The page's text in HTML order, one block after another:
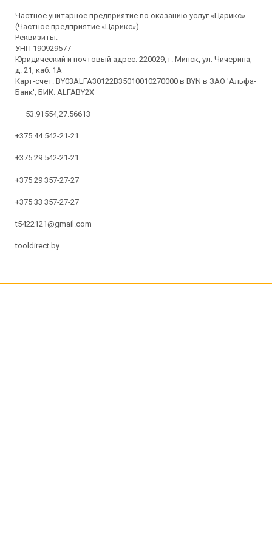
Частное унитарное предприятие по оказанию услуг «Царикс»
(Частное предприятие «Царикс»)
Реквизиты:
УНП 190929577
Юридический и почтовый адрес: 220029, г. Минск, ул. Чичерина,
д. 21, каб. 1А
Карт-счет: BY03ALFA30122B35010010270000 в BYN в ЗАО 'Альфа-
Банк', БИК: ALFABY2X
53.91554,27.56613
+375 44 542-21-21
+375 29 542-21-21
+375 29 357-27-27
+375 33 357-27-27
t5422121@gmail.com
tooldirect.by